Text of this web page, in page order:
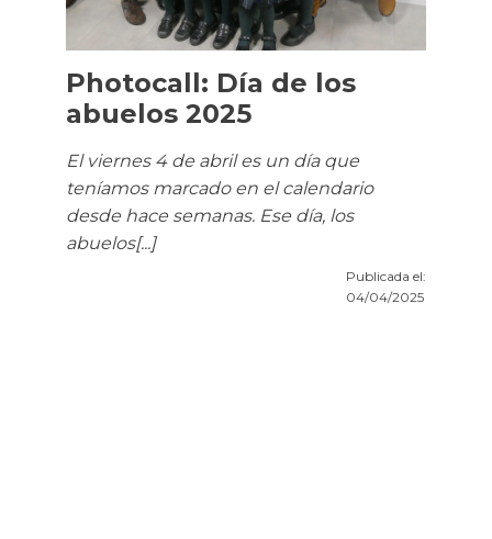
Photocall: Día de los
abuelos 2025
El viernes 4 de abril es un día que
teníamos marcado en el calendario
desde hace semanas. Ese día, los
abuelos[...]
Publicada el:
04/04/2025